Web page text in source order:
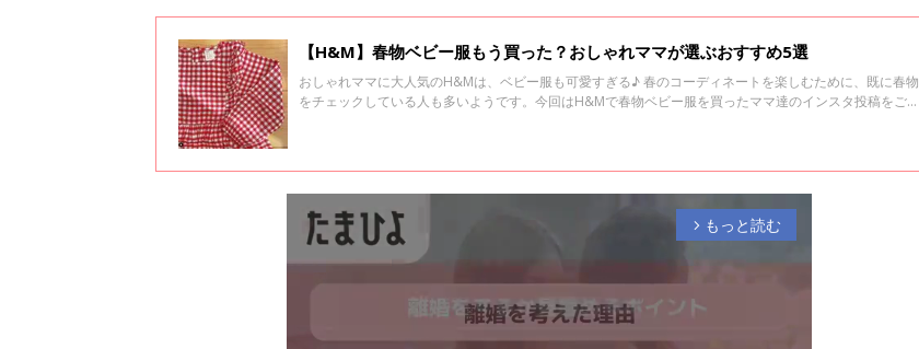
【H&M】春物ベビー服もう買った？おしゃれママが選ぶおすすめ5選
おしゃれママに大人気のH&Mは、ベビー服も可愛すぎる♪ 春のコーディネートを楽しむために、既に春物
をチェックしている人も多いようです。今回はH&Mで春物ベビー服を買ったママ達のインスタ投稿をご紹
arrow_forward_ios もっと読む